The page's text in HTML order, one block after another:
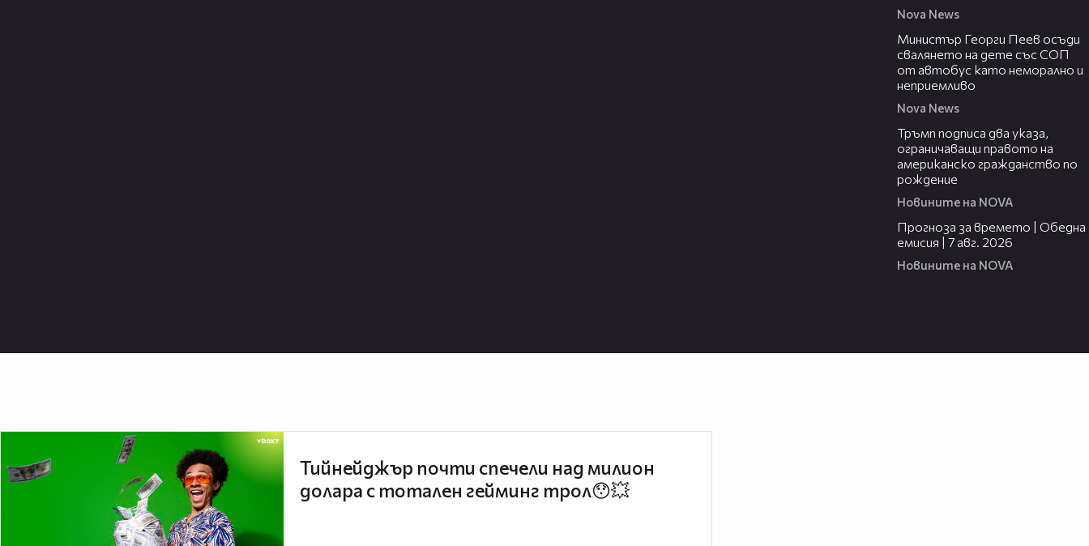
Nova News
Министър Георги Пеев осъди
свалянето на дете със СОП
от автобус като неморално и
неприемливо
Nova News
Тръмп подписа два указа,
ограничаващи правото на
американско гражданство по
рождение
Новините на NOVA
Прогноза за времето | Обедна
емисия | 7 авг. 2026
Новините на NOVA
Тийнейджър почти спечели над милион
долара с тотален гейминг трол😯💥